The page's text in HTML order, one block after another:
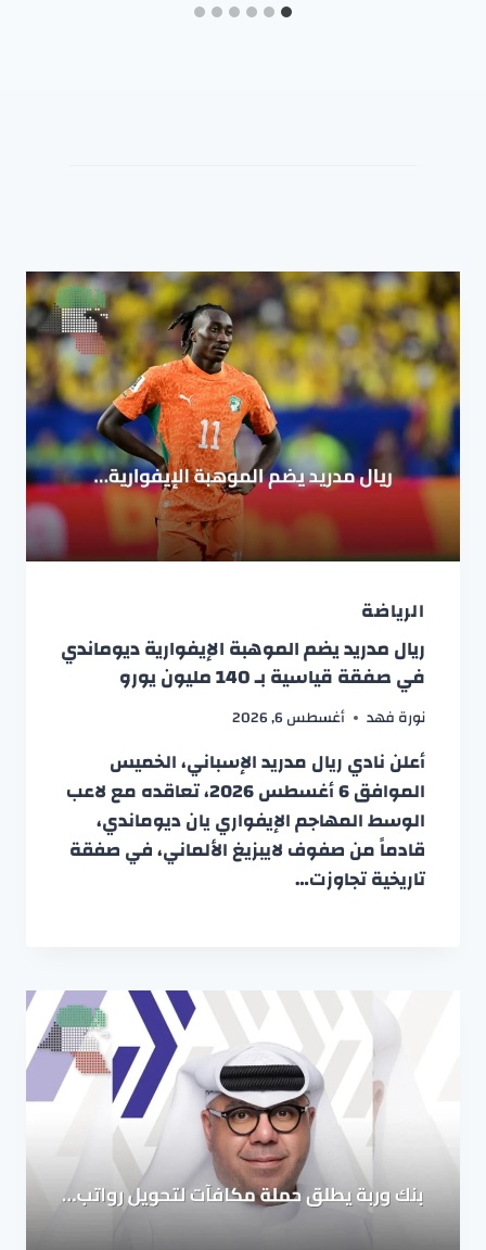
الرياضة
ريال مدريد يضم الموهبة الإيفوارية ديوماندي
في صفقة قياسية بـ 140 مليون يورو
نورة فهد أغسطس 6, 2026
أعلن نادي ريال مدريد الإسباني، الخميس
الموافق 6 أغسطس 2026، تعاقده مع لاعب
الوسط المهاجم الإيفواري يان ديوماندي،
قادماً من صفوف لايبزيغ الألماني، في صفقة
تاريخية تجاوزت…